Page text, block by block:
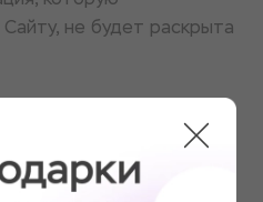
не будет раскрыта
оставил данные, он
его